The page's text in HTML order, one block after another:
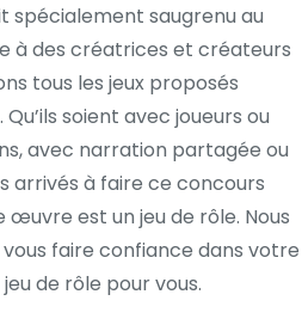
spécialement saugrenu au
à des créatrices et créateurs
tous les jeux proposés
soient avec joueurs ou
avec narration partagée ou
arrivés à faire ce concours
œuvre est un jeu de rôle. Nous
faire confiance dans votre
de rôle pour vous.